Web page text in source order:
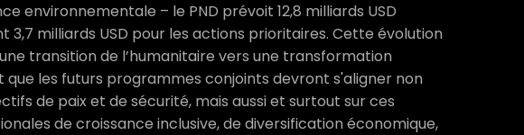
environnementale – le PND prévoit 12,8 milliards USD
3,7 milliards USD pour les actions prioritaires. Cette évolution
transition de l’humanitaire vers une transformation
les futurs programmes conjoints devront s'aligner non
de paix et de sécurité, mais aussi et surtout sur ces
de croissance inclusive, de diversification économique,